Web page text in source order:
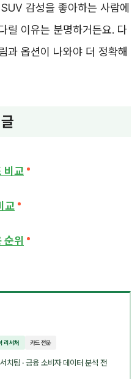
감성을 좋아하는 사람에
릴 이유는 분명하거든요. 다
과 옵션이 나와야 더 정확해
비교
교
순위
리서처 카드 전문
치팀 · 금융 소비자 데이터 분석 전